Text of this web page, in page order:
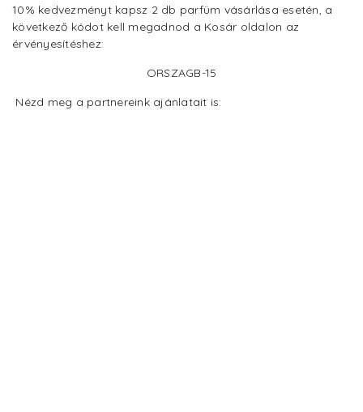
10% kedvezményt kapsz 2 db parfüm vásárlása esetén, a
következő kódot kell megadnod a Kosár oldalon az
érvényesítéshez:
ORSZAGB-15
Nézd meg a partnereink ajánlatait is: